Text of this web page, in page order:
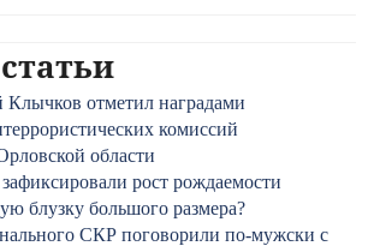
Клычков отметил наградами
комиссий
области
рост рождаемости
блузку большого размера?
СКР поговорили по-мужски с